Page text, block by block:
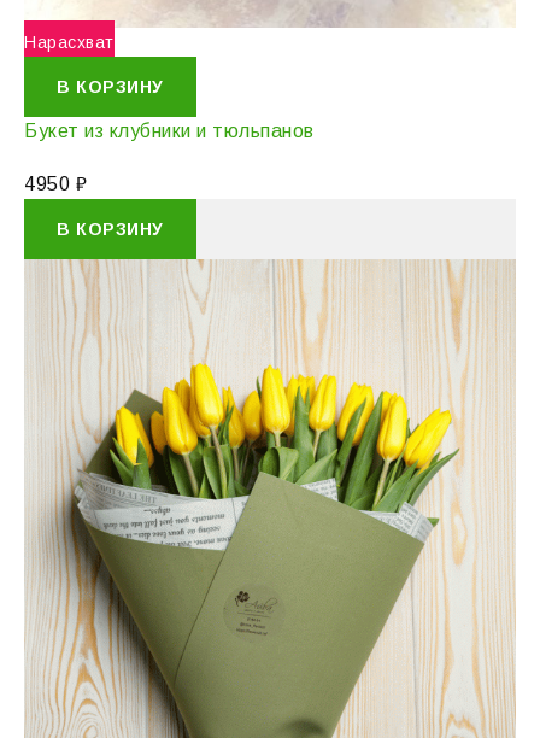
Нарасхват
В КОРЗИНУ
Букет из клубники и тюльпанов
4950 ₽
В КОРЗИНУ